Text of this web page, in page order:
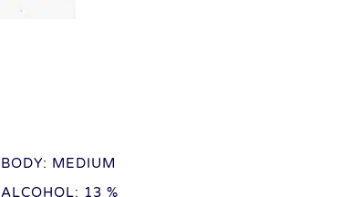
BODY: MEDIUM
ALCOHOL: 13 %